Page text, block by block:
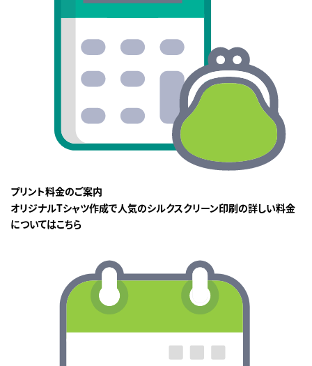
プリント料金のご案内
オリジナルTシャツ作成で人気のシルクスクリーン印刷の詳しい料金
についてはこちら